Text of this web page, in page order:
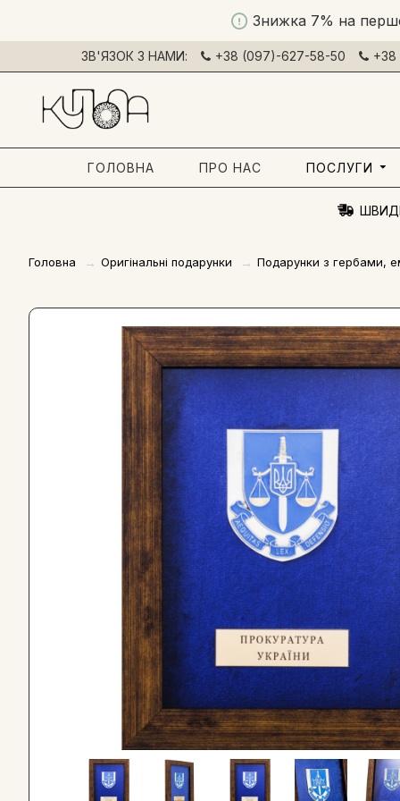
Знижка 7% на
ЗВ'ЯЗОК З НАМИ: +38 (097)-627-58-50
ГОЛОВНА ПРО НАС ПОСЛУГИ
Головна Оригінальні подарунки Подарунки з гербами,